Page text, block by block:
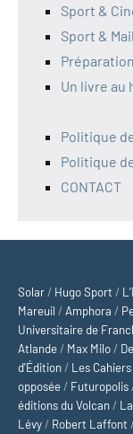
Sport &
Sport &
Un livre au
Politique
Politique
CONTACT
Solar / Hugo Sport /
Mareuil / Amphora /
Universitaire de
Atlande / Max Milo /
d'Édition / Les
opposée / Futuropolis
éditions du Volcan /
Lévy / Robert Laffont